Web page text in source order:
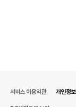
서비스 이용약관 개인정